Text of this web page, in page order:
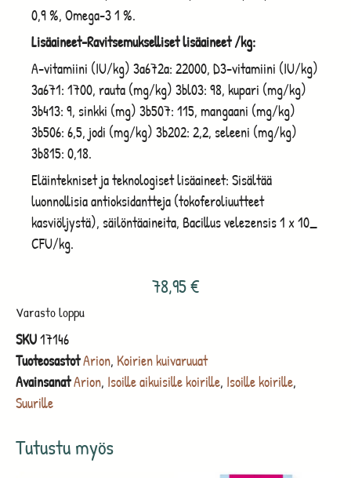
Tutustu myös
0,9 %, Omega-3 1 %.
Lisäaineet-Ravitsemukselliset lisäaineet /kg:
A-vitamiini (IU/kg) 3a672a: 22000, D3-vitamiini (IU/kg)
3a671: 1700, rauta (mg/kg) 3bl03: 98, kupari (mg/kg)
3b413: 9, sinkki (mg) 3b507: 115, mangaani (mg/kg)
3b506: 6,5, jodi (mg/kg) 3b202: 2,2, seleeni (mg/kg)
3b815: 0,18.
Eläintekniset ja teknologiset lisäaineet: Sisältää
luonnollisia antioksidantteja (tokoferoliuutteet
kasviöljystä), säilöntäaineita, Bacillus velezensis 1 x 10_
CFU/kg.
78,95€
Varasto loppu
SKU17146
TuoteosastotArion, Koirien kuivaruuat
AvainsanatArion, Isoille aikuisille koirille, Isoille koirille,
Suurille